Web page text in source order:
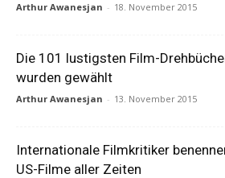
Arthur Awanesjan - 18. November 2015
Die 101 lustigsten Film-
wurden gewählt
Arthur Awanesjan - 13. November 2015
Internationale Filmkritiker
US-Filme aller Zeiten